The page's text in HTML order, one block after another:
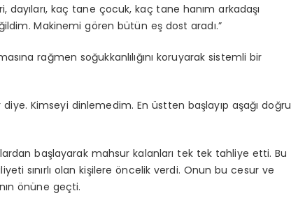
dayıları, kaç tane çocuk, kaç tane hanım arkadaşı
Makinemi gören bütün eş dost aradı.”
rağmen soğukkanlılığını koruyarak sistemli bir
Kimseyi dinlemedim. En üstten başlayıp aşağı doğru
başlayarak mahsur kalanları tek tek tahliye etti. Bu
sınırlı olan kişilere öncelik verdi. Onun bu cesur ve
önüne geçti.